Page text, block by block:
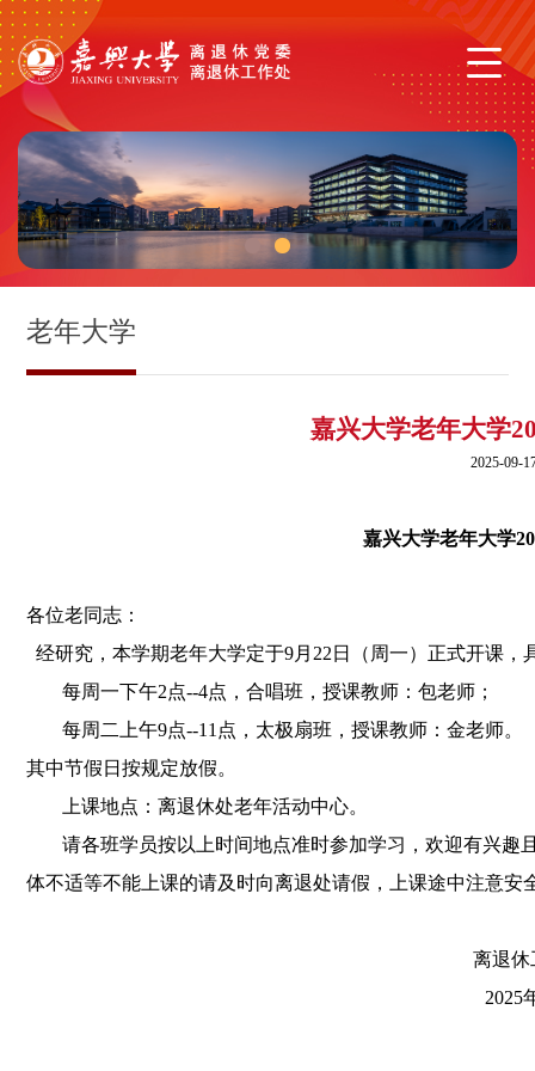
老年大学
嘉兴大学老年大学
2025-09-
嘉兴大学老年大学
各位老同志：
经研究，本学期老年大学定于9月 22 日（周一）正式开课，
每周一下午2点--4点，合唱班，授课教师：包老师；
每周二上午9点--11 点，太极扇班，授课教师：金老师。
其中节假日按规定放假。
上课地点：离退休处老年活动中心。
请各班学员按以上时间地点准时参加学习，欢迎有兴趣
体不适等不能上课的请及时向离退处请假，上课途中注意安
离退休
2025